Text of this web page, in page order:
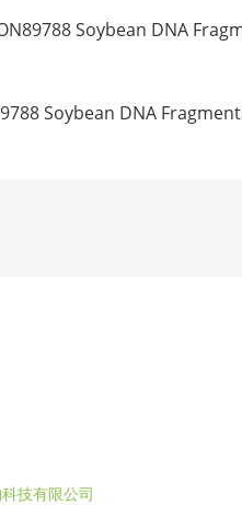
Soybean DNA
Soybean DNA
技有限公司